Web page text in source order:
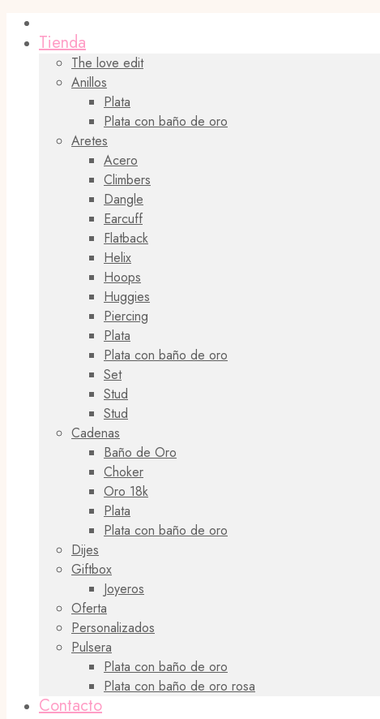
Tienda
The love edit
Anillos
Plata
Plata con baño de oro
Aretes
Acero
Climbers
Dangle
Earcuff
Flatback
Helix
Hoops
Huggies
Piercing
Plata
Plata con baño de oro
Set
Stud
Stud
Cadenas
Baño de Oro
Choker
Oro 18k
Plata
Plata con baño de oro
Dijes
Giftbox
Joyeros
Oferta
Personalizados
Pulsera
Plata con baño de oro
Plata con baño de oro rosa
Contacto